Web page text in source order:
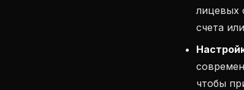
лицевых
счета
чтобы